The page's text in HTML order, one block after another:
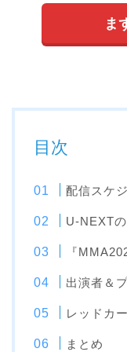
ま
目次
配信スケ
U-NEXT
『
出演者＆
レッドカ
まとめ